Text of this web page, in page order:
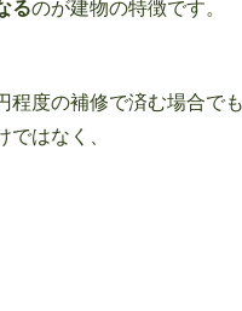
るのが建物の特徴です。
度の補修で済む場合でも
はなく、